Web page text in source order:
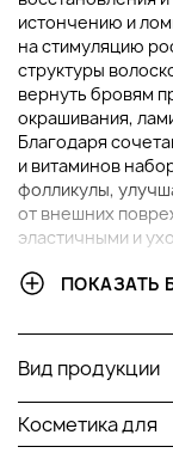
истончению и
на стимуляцию
структуры
вернуть бровям
окрашивания,
Благодаря
и витаминов
фолликулы,
от внешних
эластичными и
В НАБОР ВХОДИТ:
Сыворотка
3,0 мл.
Brow Gel,
Lash & Brow
ПОКАЗАТЬ
Вид продукции
Косметика для